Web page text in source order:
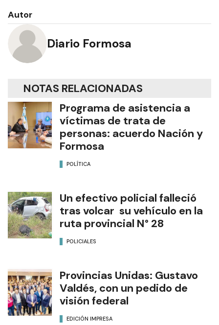
Autor
Diario Formosa
NOTAS RELACIONADAS
Programa de asistencia a
víctimas de trata de
personas: acuerdo Nación y
Formosa
POLÍTICA
Un efectivo policial falleció
tras volcar su vehículo en la
ruta provincial N° 28
POLICIALES
Provincias Unidas: Gustavo
Valdés, con un pedido de
visión federal
EDICIÓN IMPRESA